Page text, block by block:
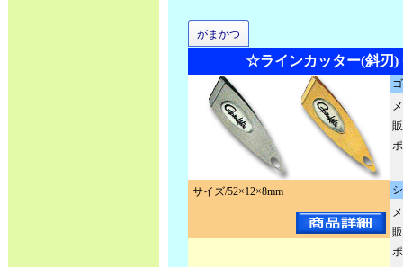
がまかつ
☆ラインカッター(斜刃)
サイズ/52×12×8mm